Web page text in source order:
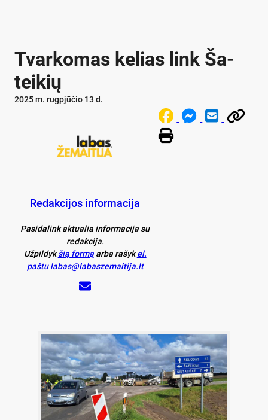
Tvar­ko­mas ke­lias link Ša­
tei­kių
2025 m. rugpjūčio 13 d.
Redakcijos informacija
Pasidalink aktualia informacija su
redakcija.
Užpildykšią formąarba rašykel.
paštu labas@labaszemaitija.lt